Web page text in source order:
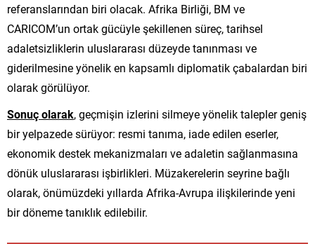
referanslarından biri olacak. Afrika Birliği, BM ve
CARICOM’un ortak gücüyle şekillenen süreç, tarihsel
adaletsizliklerin uluslararası düzeyde tanınması ve
giderilmesine yönelik en kapsamlı diplomatik çabalardan biri
olarak görülüyor.
Sonuç olarak, geçmişin izlerini silmeye yönelik talepler geniş
bir yelpazede sürüyor: resmi tanıma, iade edilen eserler,
ekonomik destek mekanizmaları ve adaletin sağlanmasına
dönük uluslararası işbirlikleri. Müzakerelerin seyrine bağlı
olarak, önümüzdeki yıllarda Afrika-Avrupa ilişkilerinde yeni
bir döneme tanıklık edilebilir.